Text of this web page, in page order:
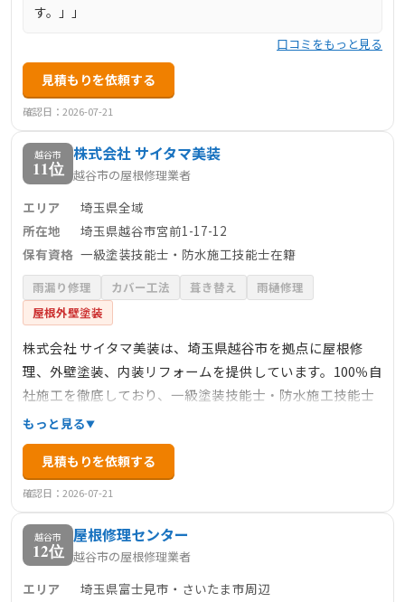
す。」」
口コミをもっと見る
見積もりを依頼する
確認日：2026-07-21
越谷市
11位
株式会社 サイタマ美装
越谷市の屋根修理業者
エリア
埼玉県全域
所在地
埼玉県越谷市宮前1-17-12
保有資格 一級塗装技能士・防水施工技能士在籍
雨漏り修理 カバー工法 葺き替え
雨樋修理
屋根外壁塗装
株式会社 サイタマ美装は、埼玉県越谷市を拠点に屋根修
理、外壁塗装、内装リフォームを提供しています。100％自
社施工を徹底しており、一級塗装技能士・防水施工技能士
が在籍しています。高品質な施工と、施工後のアフターフ
ォローが充実しているのが特徴です。また、8年前に社名を
変更し、4年前に法人化。80年の歴史を持つ地域密着型の
業者として、信頼と実績を積み重ねています。
もっと見る
見積もりを依頼する
確認日：2026-07-21
越谷市
12位
屋根修理センター
越谷市の屋根修理業者
エリア
埼玉県富士見市・さいたま市周辺